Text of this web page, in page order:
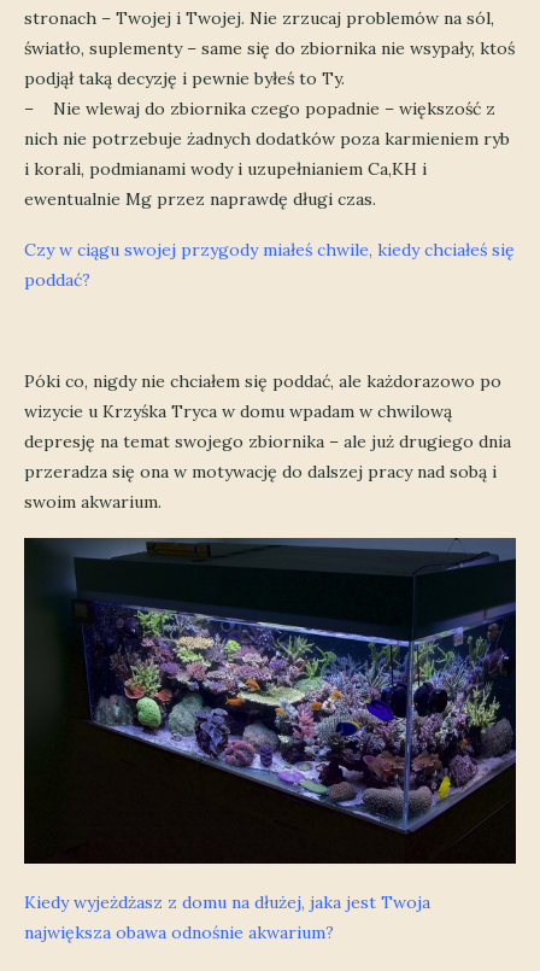
stronach – Twojej i Twojej. Nie zrzucaj problemów na sól,
światło, suplementy – same się do zbiornika nie wsypały, ktoś
podjął taką decyzję i pewnie byłeś to Ty.
– Nie wlewaj do zbiornika czego popadnie – większość z
nich nie potrzebuje żadnych dodatków poza karmieniem ryb
i korali, podmianami wody i uzupełnianiem Ca,KH i
ewentualnie Mg przez naprawdę długi czas.
Czy w ciągu swojej przygody miałeś chwile, kiedy chciałeś się
poddać?
Póki co, nigdy nie chciałem się poddać, ale każdorazowo po
wizycie u Krzyśka Tryca w domu wpadam w chwilową
depresję na temat swojego zbiornika – ale już drugiego dnia
przeradza się ona w motywację do dalszej pracy nad sobą i
swoim akwarium.
Kiedy wyjeżdżasz z domu na dłużej, jaka jest Twoja
największa obawa odnośnie akwarium?